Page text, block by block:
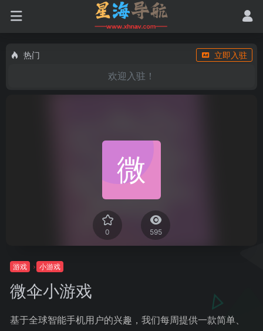
热门 立即入驻
欢迎入驻！
0 595
游戏 小游戏
微伞小游戏
基于全球智能手机用户的兴趣，我们每周提供一款简单、